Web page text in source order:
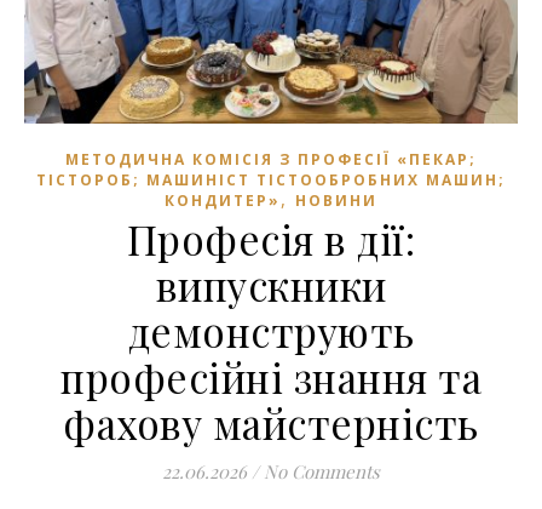
МЕТОДИЧНА КОМІСІЯ З ПРОФЕСІЇ «ПЕКАР;
ТІСТОРОБ; МАШИНІСТ ТІСТООБРОБНИХ МАШИН;
КОНДИТЕР» , НОВИНИ
Професія в дії:
випускники
демонструють
професійні знання та
фахову майстерність
22.06.2026 / No Comments